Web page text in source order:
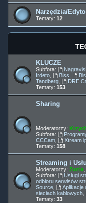
Narzędzia/
Tematy: 12
KLUCZE
Subfora:
Irdeto
Biss
Tandberg
DRE
Tematy: 153
Sharing
Moderatorzy:
Subfora:
CCCam
Xtream
Tematy: 158
Streaming i
Moderatorzy: Zuzia
Subfora:
Usługi
odbioru serwisów
Source
Aplikacje
sieciach kablowych
Tematy: 33